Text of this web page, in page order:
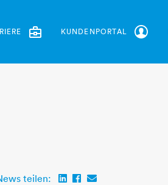
KUNDENPORTAL
teilen: